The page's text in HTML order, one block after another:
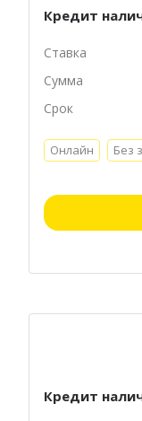
Кредит
Ставка
Сумма
Срок
Онлайн Без
Кредит